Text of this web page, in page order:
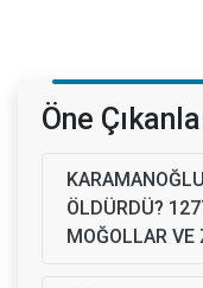
Öne
ÖLDÜRDÜ?
MOĞOLLAR